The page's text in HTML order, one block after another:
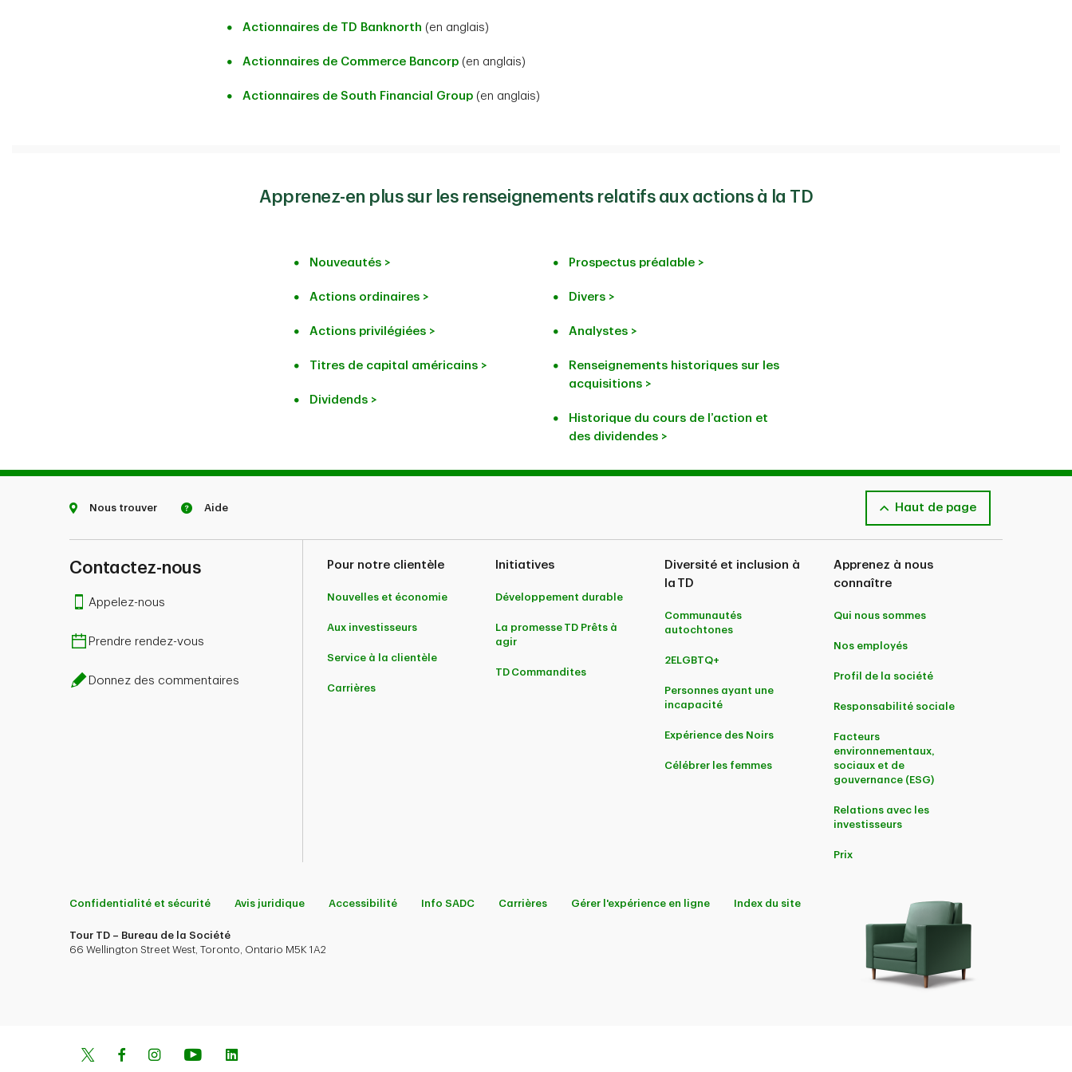
Actionnaires de TD Banknorth (en anglais)
Actionnaires de Commerce Bancorp (en anglais)
Actionnaires de South Financial Group (en anglais)
Apprenez-en plus sur les renseignements relatifs aux actions à la TD
Nouveautés >
Actions ordinaires >
Actions privilégiées >
Titres de capital américains >
Dividends >
Prospectus préalable >
Divers >
Analystes >
Renseignements historiques sur les
acquisitions >
Historique du cours de l’action et
des dividendes >
Nous trouver Aide Haut de page
Contactez-nous
Appelez-nous
Prendre rendez-vous
Donnez des commentaires
Pour notre clientèle
Nouvelles et économie
Aux investisseurs
Service à la clientèle
Carrières
Initiatives
Développement durable
La promesse TD Prêts à
agir
TD Commandites
Diversité et inclusion à
la TD
Communautés
autochtones
2ELGBTQ+
Personnes ayant une
incapacité
Expérience des Noirs
Célébrer les femmes
Apprenez à nous
connaître
Qui nous sommes
Nos employés
Profil de la société
Responsabilité sociale
Facteurs
environnementaux,
sociaux et de
gouvernance (ESG)
Relations avec les
investisseurs
Prix
Confidentialité et sécurité Avis juridique Accessibilité Info SADC Carrières Gérer l'expérience en ligne Index du site
Tour TD – Bureau de la Société
66 Wellington Street West, Toronto, Ontario M5K 1A2